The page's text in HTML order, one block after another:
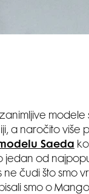
modele
a naročito više
Saeda
jedan od
čudi što smo
smo o